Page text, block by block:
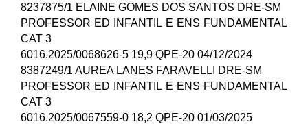
8237875/1 ELAINE GOMES DOS SANTOS DRE-SM
PROFESSOR ED INFANTIL E ENS FUNDAMENTAL
CAT 3
6016.2025/0068626-5 19,9 QPE-20 04/12/2024
8387249/1 AUREA LANES FARAVELLI DRE-SM
PROFESSOR ED INFANTIL E ENS FUNDAMENTAL
CAT 3
6016.2025/0067559-0 18,2 QPE-20 01/03/2025